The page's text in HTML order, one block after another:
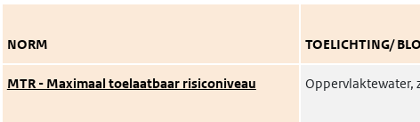
NORM TOELICHTING/
MTR - Maximaal toelaatbaar risiconiveau Oppervlaktewater,